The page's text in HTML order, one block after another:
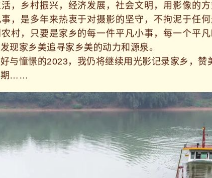
乡村振兴，经济发展，社会文明，用影像的方
，是多年来热衷于对摄影的坚守，不拘泥于任
村，只要是家乡的每一件平凡小事，每一个平
现家乡美追寻家乡美的动力和源泉。
憧憬的2023，我仍将继续用光影记录家乡，赞
……